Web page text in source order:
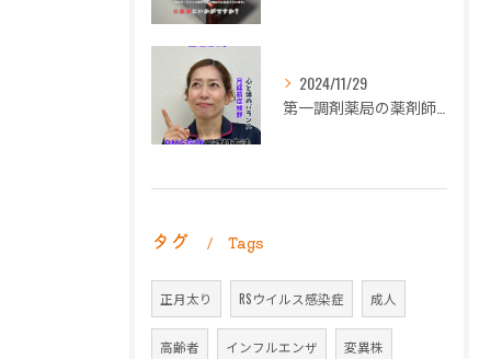
2024/11/29
第一調剤薬局の薬剤師長岡朋子が「生理痛」について解説します。
タグ Tags
正月太り RSウイルス感染症 成人
高齢者 インフルエンザ 変異株